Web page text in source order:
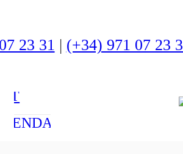
23 31 | (+34) 971 07 23